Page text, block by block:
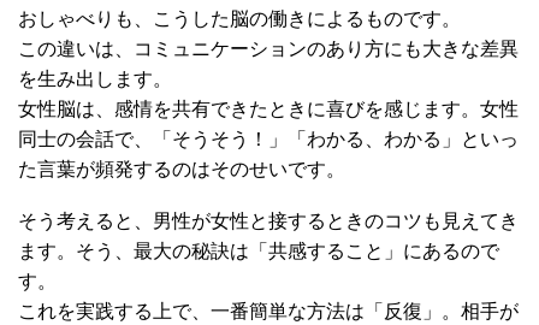
おしゃべりも、こうした脳の働きによるものです。
この違いは、コミュニケーションのあり方にも大きな差異
を生み出します。
女性脳は、感情を共有できたときに喜びを感じます。女性
同士の会話で、「そうそう！」「わかる、わかる」といっ
た言葉が頻発するのはそのせいです。
そう考えると、男性が女性と接するときのコツも見えてき
ます。そう、最大の秘訣は「共感すること」にあるので
す。
これを実践する上で、一番簡単な方法は「反復」。相手が